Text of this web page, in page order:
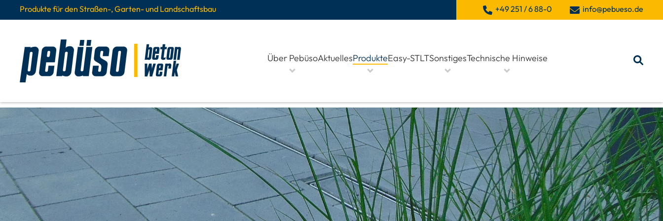
Produkte für den Straßen-, Garten- und Landschaftsbau +49 251 / 6 88-0 info@pebueso.de
Über PebüsoAktuellesProdukteEasy-STLTSonstigesTechnische Hinweise